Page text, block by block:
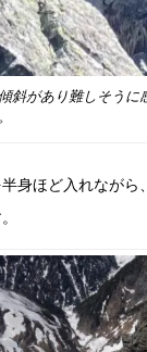
斜があり難しそう
身ほど入れながら